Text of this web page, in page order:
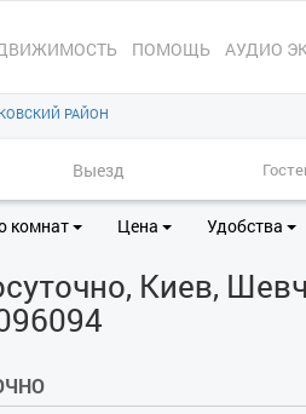
ПОМОЩЬ АУДИО
РАЙОН
комнат Цена Удобства
Киев,